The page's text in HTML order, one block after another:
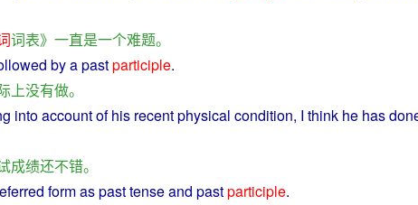
词表》 一直是一个难题。
byapastparticiple.
上没有做。
intoaccountofhis recentphysical condition, I think he has
成绩还不错。
formaspasttense and pastparticiple.